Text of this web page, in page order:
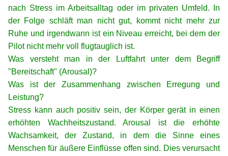
nach Stress im Arbeitsalltag oder im privaten Umfeld. In
der Folge schläft man nicht gut, kommt nicht mehr zur
Ruhe und irgendwann ist ein Niveau erreicht, bei dem der
Pilot nicht mehr voll flugtauglich ist.
Was versteht man in der Luftfahrt unter dem Begriff
"Bereitschaft" (Arousal)?
Was ist der Zusammenhang zwischen Erregung und
Leistung?
Stress kann auch positiv sein, der Körper gerät in einen
erhöhten Wachheitszustand. Arousal ist die erhöhte
Wachsamkeit, der Zustand, in dem die Sinne eines
Menschen für äußere Einflüsse offen sind. Dies verursacht